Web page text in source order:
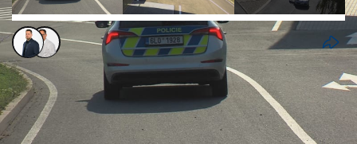
Matěj Rychlý,Libor Tampier
12. zář 2024, 22:38
Vytipovali si obchodníka a v pražské tržnici
Sapa ho obrali o stovky tisíc. Z kořisti ale
nestihli nic utratit. Zahraniční zloděje totiž